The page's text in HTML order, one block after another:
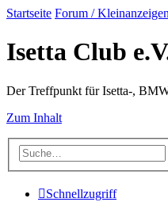
Startseite Forum / Kleinanzeigen
Isetta Club
Der Treffpunkt für Isetta-,
Zum Inhalt
Schnellzugriff